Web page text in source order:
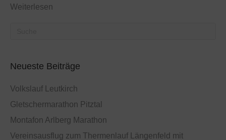
Weiterlesen
Neueste Beiträge
Volkslauf Leutkirch
Gletschermarathon Pitztal
Montafon Arlberg Marathon
Vereinsausflug zum Thermenlauf Längenfeld mit